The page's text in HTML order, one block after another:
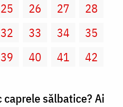
25 26 27
28
32 33 34
35
39 40 41 42
sălbatice? Ai